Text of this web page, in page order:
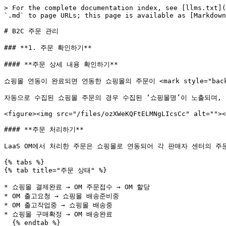
> For the complete documentation index, see [llms.txt](https://support.kakaoilaas.com/llms.txt). Markdown versions of documentation pages are available by appending `.md` to page URLs; this page is available as [Markdown](https://support.kakaoilaas.com/om/shipper/b2c-order.md).

# B2C 주문 관리

### **1. 주문 확인하기**

#### **주문 상세 내용 확인하기**

쇼핑몰 연동이 완료되면 연동한 쇼핑몰의 주문이 <mark style="background-color:yellow;">**신규주문 확인/처리 메뉴에 자동으로 수집**</mark>됩니다.

자동으로 수집된 쇼핑몰 주문의 경우 수집된 ‘쇼핑몰명’이 노출되며, **생성Type이 ‘자동'**&#xC73C;로 설정됩니다.

<figure><img src="/files/ozXWeKQFtELMNgLIcsCc" alt=""><figcaption></figcaption></figure>

#### **주문 처리하기**

LaaS OM에서 처리한 주문은 쇼핑몰로 연동되어 각 판매자 센터의 주문 상태도 실시간으로 변경됩니다.

{% tabs %}
{% tab title="주문 상태" %}

* 쇼핑몰 결제완료 → OM 주문접수 → OM 할당
* OM 출고요청 → 쇼핑몰 배송준비중
* OM 출고작업중 → 쇼핑몰 배송중
* 쇼핑몰 구매확정 → OM 배송완료
  {% endtab %}

{% tab title="결품 주문 상태" %}

* 쇼핑몰 결제완료 → OM 결품처리대기
* OM 배송준비지연 → 쇼핑몰 배송준비지연 안내
* OM 판매자 취소 → 쇼핑몰 판매자 취소 요청
* 쇼핑몰 구매확정 → OM 배송완료
  {% endtab %}

{% tab title="취소 주문 상태" %}

* 쇼핑몰 취소접수 → OM 취소승인대기
* OM 취소승인 → OM 취소완료 → 쇼핑몰 취소완료
  {% endtab %}

{% tab title="반품/교환 주문 상태" %}

* 쇼핑몰 반품 요청 → OM 반품접수 → OM 반품요청 → OM 반품상품 회수 → 쇼핑몰 반품 완료
* 쇼핑몰 교환 요청 → OM 교환접수 → OM교환요청 → OM교환 입고 완료 → OM 교환상품 출고 → OM 교환상품 출고완료 → 쇼핑몰 교환 완료
  {% endtab %}
  {% endtabs %}

### **2. 신규 주문 처리하기**

### 주문 할당하기

기존의 자동 할당 방식에 '수동 할당' 기능이 추가되었습니다. 이제 운영 환경에 맞춰 시스템이 자동으로 재고를 선점하게 하거나, 관리자가 직접 검토 후 할당할 수 있습니다.

**1️⃣ 할당 모드 설정 (자동 vs 수동)**\
설정 → 출고/재고/선출고 설정 메뉴에서 우리 조직에 맞는 할당 방식을 선택할 수 있습니다.

<figure><img src="/files/IINK5i9w8zF1M9h7br18" alt=""><figcaption></figcaption></figure>

* 자동할당 (ON): 가용재고를 기반으로 자동 할당
* 수동할당 (OFF): 관리자가 주문화면에서 직접 할당 버튼 클릭&#x20;

**2️⃣** 설정이 OFF(수동) 상태일 경우, **주문 화면에서&#x20;**<mark style="color:$primary;">**\[할당]**</mark>**&#x20;버튼을 클릭**하여 할당을 진행합니다.

<figure><img src="/files/x7wmCxAi6ftLrUJrP8lV" alt=""><figcaption></figcaption></figure>

3️⃣ '할당' 상태의 주문을 <mark style="background-color:yellow;">**'할당 취소'**</mark>하여 <mark style="color:$primary;">**\[주문접수]**</mark> 상태로 되돌릴 수 있습니다. 할당을 취소하면 점유되었던 재고가 풀리며, 주문 수정이 가능합니다.

{% hint style="info" %}
활용 팁: 급하게 다른 주문건에 재고를 배정해야 하거나, 주문 수정이 필요한 경우 '할당 취소' 기능을 활용하세요.
{% endhint %}

{% hint style="danger" %}
자동 할당(ON) 상태에서는 시스템이 실시간으로 재고를 선점하므로, 특정 주문을 임의로 비워두기 어려울 수 있습니다.\
이미 \[출고요청]된 건은 할당 취소가 불가능합니다.
{% endhint %}

#### **상품 출고 요청하기**

설정에서 **‘출고지시 자동화’ 항목을 ON** 해놨다면 **자동으로 출고가 요청**되지만, **OFF해놓은 경우** 상품 출고 <mark style="background-color:yellow;">**요청을 직접 진행**</mark>해야 합니다.  ![](data:image/gif;base64,R0lGODlhAQABAIAAAP///wAAACH5BAEAAAAALAAAAAABAAEAAAICRAEAOw==)&#x20;

1️⃣ 주문이 접수되면 주문상태는 ‘주문접수’가 되며, **출고가 가능한 주문일 경우** ‘<mark style="color:orange;">**할당**</mark>’으로 상태가 변하게 됩니다.  ![](data:image/gif;base64,R0lGODlhAQABAIAAAP///wAAACH5BAEAAAAALAAAAAABAAEAAAICRAEAOw==)&#x20;

2️⃣ 상태가 ‘할당’인 주문만 상품 출고 요청이 가능하며 출고를 진행하려는 주문을 선택합니다. ![](data:image/gif;base64,R0lGODlhAQABAIAAAP///wAAACH5BAEAAAAALAAAAAABAAEAAAICRAEAOw==)&#x20;

3️⃣ <mark style="color:blue;">**\[ 상품 출고 요청 ]**</mark> 버튼을 눌러 출고를 요청할 수 있습니다.

<figure><img src="/files/B2VdpQWl8XYvUzFHCAYD" alt=""><figcaption></figcaption></figure>

주문수동입력 양식 다운로드

\*원활한 주소 정제를 위해 기본 주소와 상세 주소를 분리하여 입력하도록 되어 있습니다.

{% file src="/files/NQj2D9gRTTyDoXPGUuBD" %}

{% hint style="warning" %} <mark style="color:orange;">롯데택배</mark>를 이용하는 주문의 경우, 택배 운